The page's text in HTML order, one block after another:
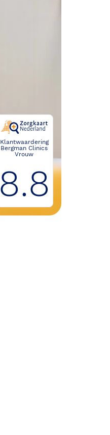
Klantwaardering
Bergman Clinics
Vrouw
8.8